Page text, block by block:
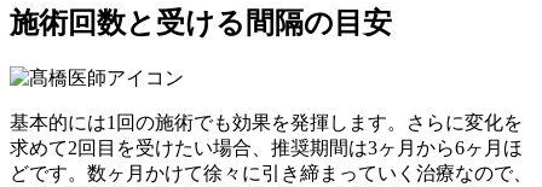
施術回数と受ける間隔の目安
基本的には1回の施術でも効果を発揮します。さらに変化を
求めて2回目を受けたい場合、推奨期間は3ヶ月から6ヶ月ほ
どです。数ヶ月かけて徐々に引き締まっていく治療なので、